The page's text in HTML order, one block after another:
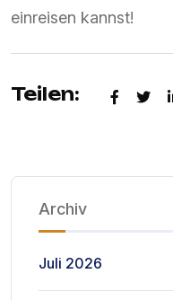
Teilen:
Archiv
Juli 2026